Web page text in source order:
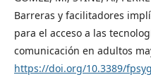
Barreras y facilitadores
para el acceso a las
comunicación en adultos
https://doi.org/10.3389/